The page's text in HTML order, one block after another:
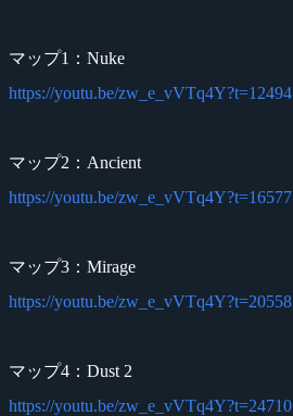
マップ1：Nuke
https://youtu.be/zw_e_vVTq4Y?t=12494
マップ2：Ancient
https://youtu.be/zw_e_vVTq4Y?t=16577
マップ3：Mirage
https://youtu.be/zw_e_vVTq4Y?t=20558
マップ4：Dust 2
https://youtu.be/zw_e_vVTq4Y?t=24710